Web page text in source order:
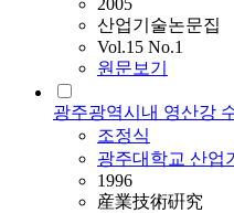
2005
산업기술논문집
Vol.15 No.1
원문보기
광주광역시내 영산강
조정식
광주대학교 산업
1996
産業技術硏究